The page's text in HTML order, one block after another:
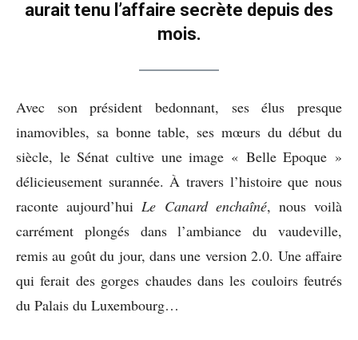
aurait tenu l’affaire secrète depuis des
mois.
Avec son président bedonnant, ses élus presque
inamovibles, sa bonne table, ses mœurs du début du
siècle, le Sénat cultive une image « Belle Epoque »
délicieusement surannée. À travers l’histoire que nous
raconte aujourd’huiLe Canard enchaîné, nous voilà
carrément plongés dans l’ambiance du vaudeville,
remis au goût du jour, dans une version 2.0. Une affaire
qui ferait des gorges chaudes dans les couloirs feutrés
du Palais du Luxembourg…